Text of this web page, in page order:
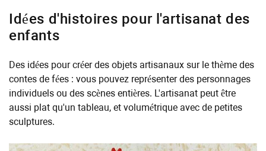
Idées d'histoires pour l'artisanat des
enfants
Des idées pour créer des objets artisanaux sur le thème des
contes de fées : vous pouvez représenter des personnages
individuels ou des scènes entières. L'artisanat peut être
aussi plat qu'un tableau, et volumétrique avec de petites
sculptures.